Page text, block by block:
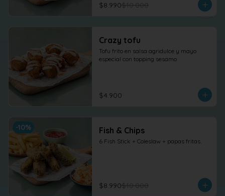
$8.990$10.000
Crazy tofu
Tofu frito en salsa agridulce y mayo
especial con topping sesamo
$4.900
-10% Fish & Chips
6 Fish Stick + Coleslaw + papas fritas.
$8.990$10.000